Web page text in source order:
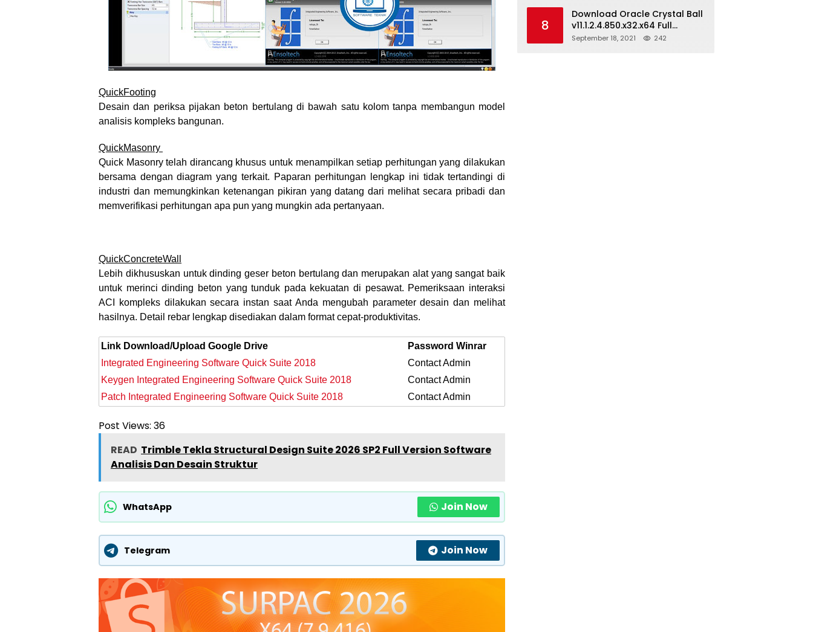
QuickFooting
Desain dan periksa pijakan beton bertulang di bawah satu kolom tanpa membangun model
analisis kompleks bangunan.
QuickMasonry
Quick Masonry telah dirancang khusus untuk menampilkan setiap perhitungan yang dilakukan
bersama dengan diagram yang terkait. Paparan perhitungan lengkap ini tidak tertandingi di
industri dan memungkinkan ketenangan pikiran yang datang dari melihat secara pribadi dan
memverifikasi perhitungan apa pun yang mungkin ada pertanyaan.
QuickConcreteWall
Lebih dikhususkan untuk dinding geser beton bertulang dan merupakan alat yang sangat baik
untuk merinci dinding beton yang tunduk pada kekuatan di pesawat. Pemeriksaan interaksi
ACI kompleks dilakukan secara instan saat Anda mengubah parameter desain dan melihat
hasilnya. Detail rebar lengkap disediakan dalam format cepat-produktivitas.
Link Download/Upload Google Drive
Password Winrar
Integrated Engineering Software Quick Suite 2018
Contact Admin
Keygen Integrated Engineering Software Quick Suite 2018
Contact Admin
Patch Integrated Engineering Software Quick Suite 2018 Contact Admin
Post Views: 36
READ Trimble Tekla Structural Design Suite 2026 SP2 Full Version Software
Analisis Dan Desain Struktur
WhatsApp Join Now
Telegram Join Now
8
Download Oracle Crystal Ball
v11.1.2.4.850.x32.x64 Full
Version
September 18, 2021 242